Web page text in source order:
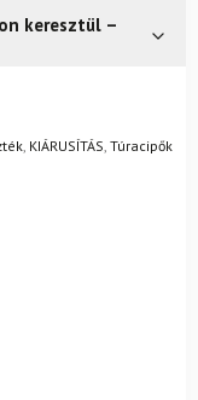
keresztül –
– a terméket
indoklás nélkül.
KIÁRUSÍTÁS Túracipők